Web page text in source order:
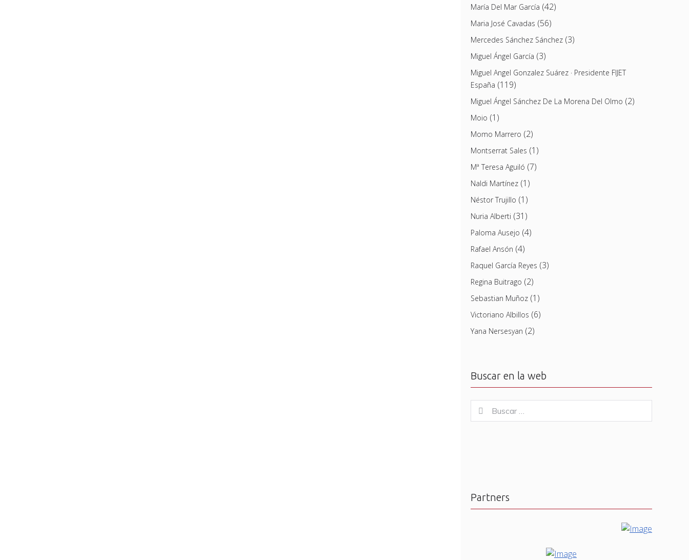
María Del Mar García (42)
Maria José Cavadas (56)
Mercedes Sánchez Sánchez(3)
Miguel Ángel García (3)
Miguel Angel Gonzalez Suárez · Presidente FIJET
España (119)
Miguel Ángel Sánchez De La Morena Del Olmo (2)
Moio (1)
Momo Marrero (2)
Montserrat Sales (1)
Mª Teresa Aguiló (7)
Naldi Martínez(1)
Néstor Trujillo (1)
Nuria Alberti (31)
Paloma Ausejo (4)
Rafael Ansón (4)
Raquel García Reyes (3)
Regina Buitrago (2)
Sebastian Muñoz(1)
Victoriano Albillos (6)
Yana Nersesyan (2)
Buscar en la web
for:
Buscar
Partners